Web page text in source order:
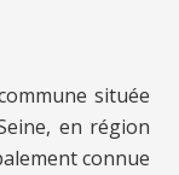
située
en région
connue